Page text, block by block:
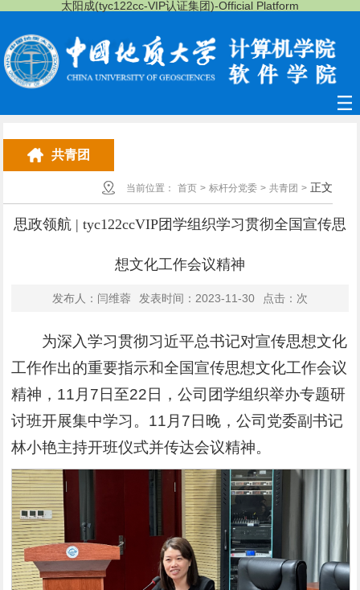
太阳成(tyc122cc-VIP认证集团)-Official Platform
共青团
当前位置： 首页 > 标杆分党委 > 共青团 >正文
思政领航 | tyc122ccVIP团学组织学习贯彻全国宣传思
想文化工作会议精神
发布人：闫维蓉 发表时间：2023-11-30 点击： 次
为深入学习贯彻习近平总书记对宣传思想文化
工作作出的重要指示和全国宣传思想文化工作会议
精神，11月7日至22日，公司团学组织举办专题研
讨班开展集中学习。11月7日晚，公司党委副书记
林小艳主持开班仪式并传达会议精神。